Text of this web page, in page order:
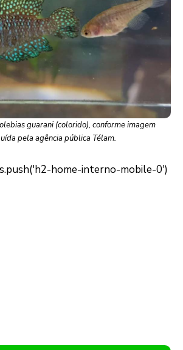
guarani (colorido), conforme imagem
pela agência pública Télam.